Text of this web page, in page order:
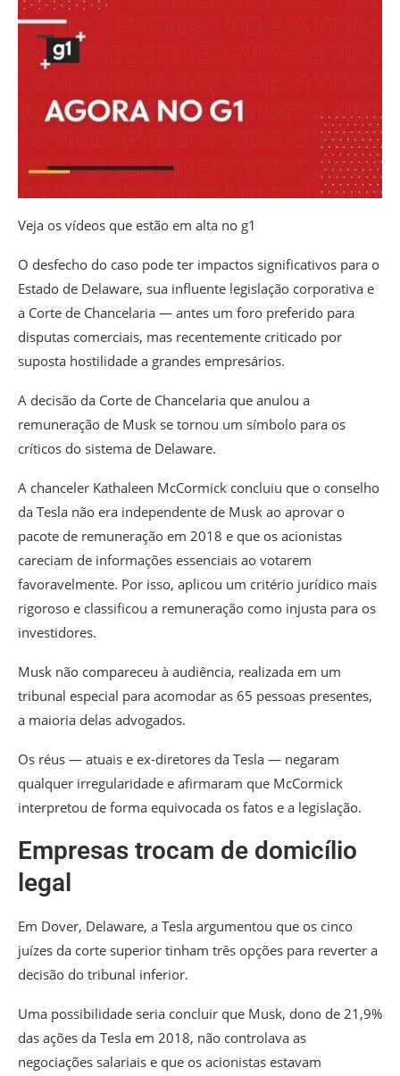
Veja os vídeos que estão em alta no g1
O desfecho do caso pode ter impactos significativos para o
Estado de Delaware, sua influente legislação corporativa e
a Corte de Chancelaria — antes um foro preferido para
disputas comerciais, mas recentemente criticado por
suposta hostilidade a grandes empresários.
A decisão da Corte de Chancelaria que anulou a
remuneração de Musk se tornou um símbolo para os
críticos do sistema de Delaware.
A chanceler Kathaleen McCormick concluiu que o conselho
da Tesla não era independente de Musk ao aprovar o
pacote de remuneração em 2018 e que os acionistas
careciam de informações essenciais ao votarem
favoravelmente. Por isso, aplicou um critério jurídico mais
rigoroso e classificou a remuneração como injusta para os
investidores.
Musk não compareceu à audiência, realizada em um
tribunal especial para acomodar as 65 pessoas presentes,
a maioria delas advogados.
Os réus — atuais e ex-diretores da Tesla — negaram
qualquer irregularidade e afirmaram que McCormick
interpretou de forma equivocada os fatos e a legislação.
Empresas trocam de domicílio
legal
Em Dover, Delaware, a Tesla argumentou que os cinco
juízes da corte superior tinham três opções para reverter a
decisão do tribunal inferior.
Uma possibilidade seria concluir que Musk, dono de 21,9%
das ações da Tesla em 2018, não controlava as
negociações salariais e que os acionistas estavam